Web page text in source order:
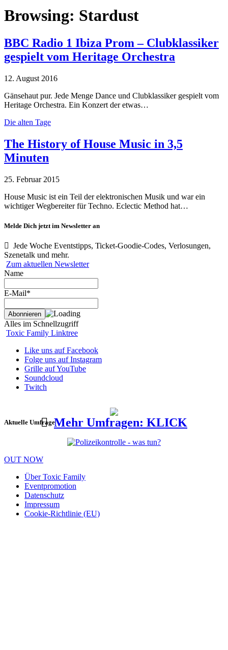
Browsing: Stardust
BBC Radio 1 Ibiza Prom – Clubklassiker
gespielt vom Heritage Orchestra
12. August 2016
Gänsehaut pur. Jede Menge Dance und Clubklassiker gespielt vom
Heritage Orchestra. Ein Konzert der etwas…
Die alten Tage
The History of House Music in 3,5
Minuten
25. Februar 2015
House Music ist ein Teil der elektronischen Musik und war ein
wichtiger Wegbereiter für Techno. Eclectic Method hat…
Melde Dich jetzt im Newsletter an
Jede Woche Eventstipps, Ticket-Goodie-Codes, Verlosungen,
Szenetalk und mehr.
Zum aktuellen Newsletter
Name
E-Mail*
Alles im Schnellzugriff
Toxic Family Linktree
Like uns auf Facebook
Folge uns auf Instagram
Grille auf YouTube
Soundcloud
Twitch
Aktuelle UmfrageMehr Umfragen: KLICK
OUT NOW
Über Toxic Family
Eventpromotion
Datenschutz
Impressum
Cookie-Richtlinie (EU)